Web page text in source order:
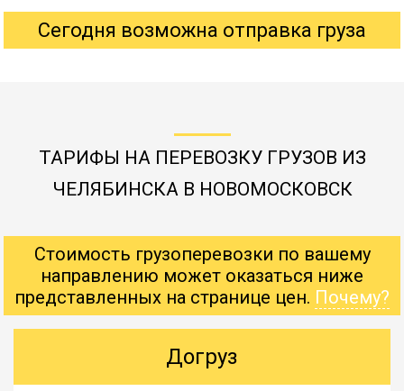
Сегодня возможна отправка груза
ТАРИФЫ НА ПЕРЕВОЗКУ ГРУЗОВ ИЗ
ЧЕЛЯБИНСКА В НОВОМОСКОВСК
Стоимость грузоперевозки по вашему
направлению может оказаться ниже
представленных на странице цен. Почему?
Догруз